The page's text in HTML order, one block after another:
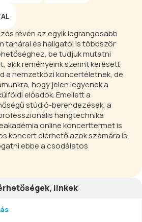
révén az egyik legrangosabb
tanárai és hallgatói is többször
be tudjuk mutatni
akik reményeink szerint keresett
a nemzetközi koncertéletnek, de
hogy jelen legyenek a
előadók. Emellett a
stúdió-berendezések, a
hangtechnika
online koncerttermet is
koncert elérhető azok számára is,
ebbe a csodálatos
linkek